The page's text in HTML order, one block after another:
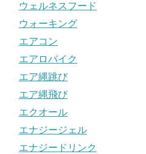
ウェルネスフード
ウォーキング
エアコン
エアロバイク
エア縄跳び
エア縄飛び
エクオール
エナジージェル
エナジードリンク